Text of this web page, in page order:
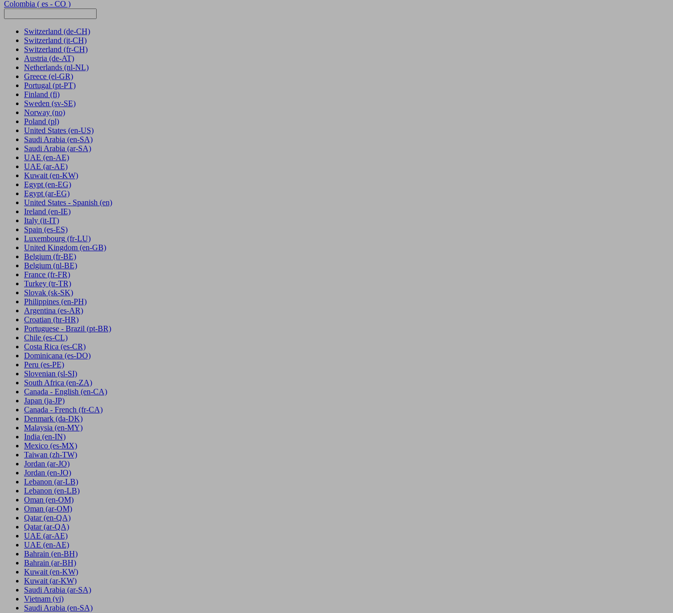
Colombia ( es - CO )
Switzerland (de-CH)
Switzerland (it-CH)
Switzerland (fr-CH)
Austria (de-AT)
Netherlands (nl-NL)
Greece (el-GR)
Portugal (pt-PT)
Finland (fi)
Sweden (sv-SE)
Norway (no)
Poland (pl)
United States (en-US)
Saudi Arabia (en-SA)
Saudi Arabia (ar-SA)
UAE (en-AE)
UAE (ar-AE)
Kuwait (en-KW)
Egypt (en-EG)
Egypt(ar-EG)
United States - Spanish (en)
Ireland (en-IE)
Italy (it-IT)
Spain (es-ES)
Luxembourg (fr-LU)
United Kingdom (en-GB)
Belgium (fr-BE)
Belgium (nl-BE)
France (fr-FR)
Turkey (tr-TR)
Slovak (sk-SK)
Philippines (en-PH)
Argentina (es-AR)
Croatian (hr-HR)
Portuguese - Brazil (pt-BR)
Chile (es-CL)
Costa Rica (es-CR)
Dominicana (es-DO)
Peru (es-PE)
Slovenian (sl-SI)
South Africa (en-ZA)
Canada - English (en-CA)
Japan (ja-JP)
Canada - French (fr-CA)
Denmark (da-DK)
Malaysia (en-MY)
India (en-IN)
Mexico (es-MX)
Taiwan (zh-TW)
Jordan (ar-JO)
Jordan (en-JO)
Lebanon (ar-LB)
Lebanon (en-LB)
Oman (en-OM)
Oman (ar-OM)
Qatar (en-QA)
Qatar (ar-QA)
UAE (ar-AE)
UAE (en-AE)
Bahrain (en-BH)
Bahrain (ar-BH)
Kuwait (en-KW)
Kuwait (ar-KW)
Saudi Arabia (ar-SA)
Vietnam (vi)
Saudi Arabia (en-SA)